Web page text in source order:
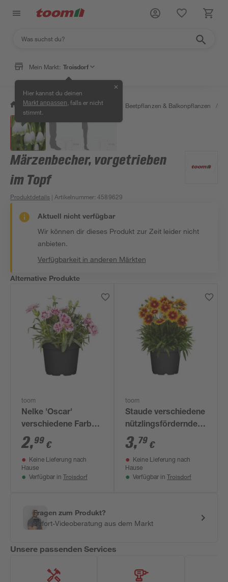
Mein Markt: Troisdorf
Hier kannst du deinen
Markt anpassen , falls er nicht
stimmt.
✕
/ Garten & Freizeit / Pflanzen Beetpflanzen & Balkonpflanzen /
Märzenbecher, vorgetrieben
im Topf
Produktdetails | Artikelnummer:4589629
Aktuell nicht verfügbar
Wir können dir dieses Produkt zur Zeit leider nicht
anbieten.
Verfügbarkeit in anderen Märkten
Alternative Produkte
toom
Nelke 'Oscar'
verschiedene Farben
10,5 cm Topf
2,99 €
Keine Lieferung nach
Hause
Verfügbar in Troisdorf
toom
Staude verschiedene
nützlingsfördernde
Sorten 13 cm Topf
3,79 €
Keine Lieferung nach
Hause
Verfügbar in Troisdorf
Fragen zum Produkt?
Sofort-Videoberatung aus dem Markt
Unsere passenden Services